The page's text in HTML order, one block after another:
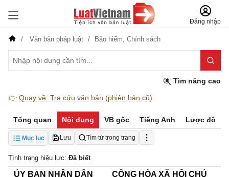
Đăng nhập
Văn bản pháp luật Bảo hiểm, Chính sách
Tìm nâng cao
👉 Quay về: Tra cứu văn bản (phiên bản cũ)
Tổng quan Nội dung VB gốc Tiếng Anh Lược đồ
Mục lục Lưu Tìm từ trong trang
Tình trạng hiệu lực: Đã biết
ỦY BAN NHÂN DÂN
CỘNG HÒA XÃ HỘI CHỦ